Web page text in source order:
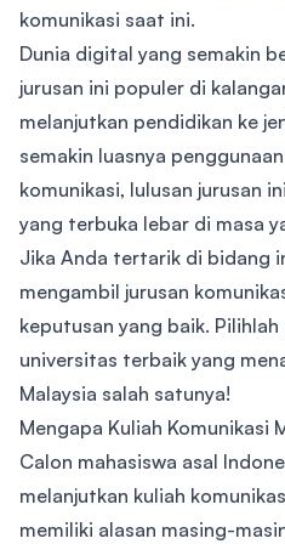
komunikasi saat ini.
Dunia digital yang semakin
jurusan ini populer di
melanjutkan pendidikan ke
semakin luasnya
komunikasi, lulusan jurusan
yang terbuka lebar di masa
Jika Anda tertarik di bidang
mengambil jurusan
keputusan yang baik.
universitas terbaik yang
Malaysia salah satunya!
Mengapa Kuliah Komunikasi
Calon mahasiswa asal
melanjutkan kuliah
memiliki alasan masing-